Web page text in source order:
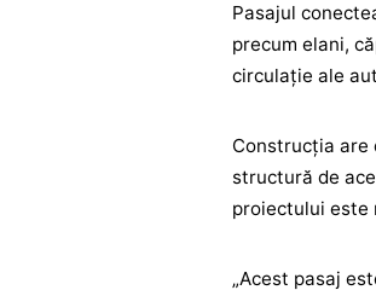
Pasajul
precum elani,
circulație ale
Construcția are
structură de
proiectului este
„Acest pasaj